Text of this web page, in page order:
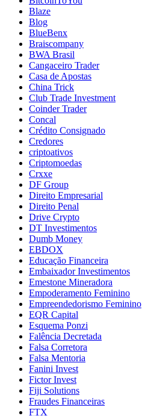
Blaze
Blog
BlueBenx
Braiscompany
BWA Brasil
Cangaceiro Trader
Casa de Apostas
China Trick
Club Trade Investment
Coinder Trader
Concal
Crédito Consignado
Credores
criptoativos
Criptomoedas
Crxxe
DF Group
Direito Empresarial
Direito Penal
Drive Crypto
DT Investimentos
Dumb Money
EBDOX
Educação Financeira
Embaixador Investimentos
Emestone Mineradora
Empoderamento Feminino
Empreendedorismo Feminino
EQR Capital
Esquema Ponzi
Falência Decretada
Falsa Corretora
Falsa Mentoria
Fanini Invest
Fictor Invest
Fiji Solutions
Fraudes Financeiras
FTX